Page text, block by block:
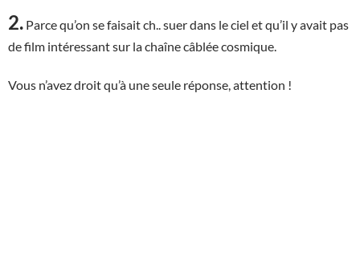
2. Parce qu’on se faisait ch.. suer dans le ciel et qu’il y avait pas
de film intéressant sur la chaîne câblée cosmique.
Vous n’avez droit qu’à une seule réponse, attention !